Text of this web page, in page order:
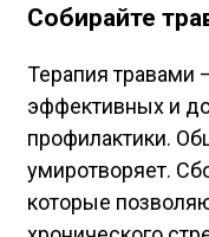
Собирайте
Терапия травами
эффективных и
профилактики.
умиротворяет.
которые